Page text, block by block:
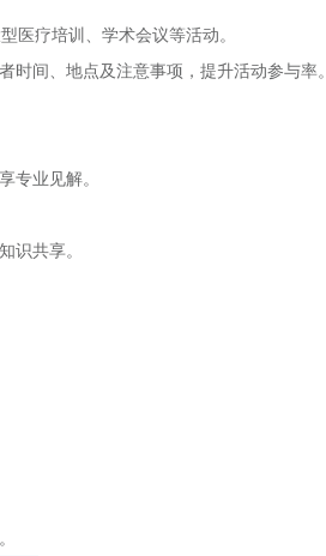
医疗培训、学术会议等活动。
间、地点及注意事项，提升活动参与率。
专业见解。
识共享。